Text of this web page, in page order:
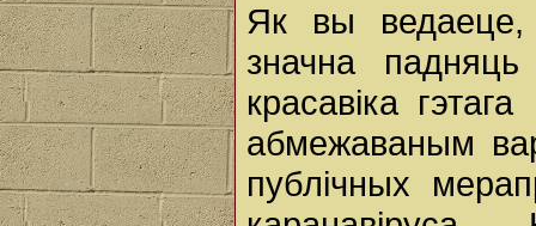
Як вы ведаеце,
значна
красавіка
абмежаваным
публічных